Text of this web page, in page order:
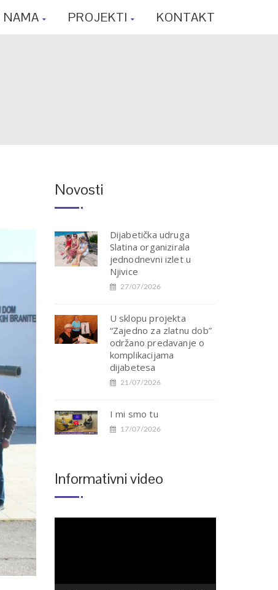
NAMA PROJEKTI KONTAKT
Novosti
Dijabetička udruga
Slatina organizirala
jednodnevni izlet u
Njivice
27/07/2026
U sklopu projekta
“Zajedno za zlatnu dob”
održano predavanje o
komplikacijama
dijabetesa
21/07/2026
I mi smo tu
17/07/2026
Informativni video